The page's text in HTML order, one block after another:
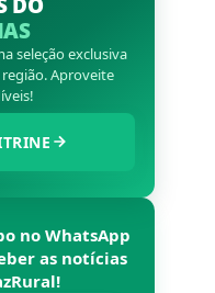
seleção exclusiva
Aproveite
no WhatsApp
as notícias
!